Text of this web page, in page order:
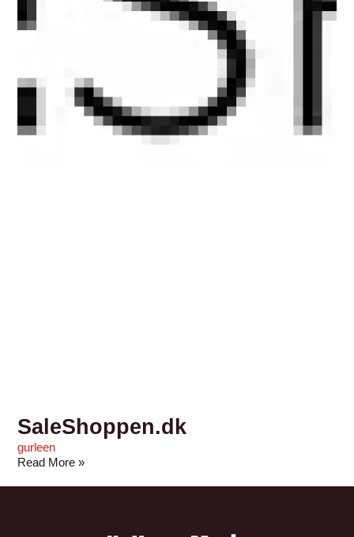
SaleShoppen.dk
gurleen
Read More »